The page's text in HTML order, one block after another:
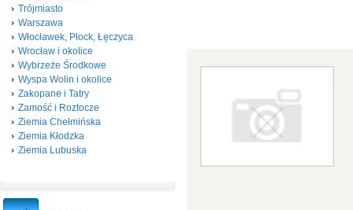
Trójmiasto
Warszawa
Włocławek, Płock, Łęczyca
Wrocław i okolice
Wybrzeże Środkowe
Wyspa Wolin i okolice
Zakopane i Tatry
Zamość i Roztocze
Ziemia Chełmińska
Ziemia Kłodzka
Ziemia Lubuska